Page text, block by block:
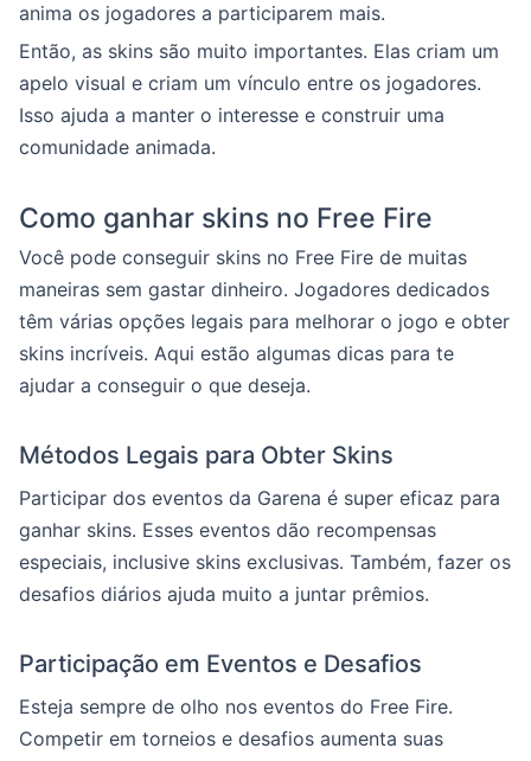
anima os jogadores a participarem mais.
Então, as skins são muito importantes. Elas criam um
apelo visual e criam um vínculo entre os jogadores.
Isso ajuda a manter o interesse e construir uma
comunidade animada.
Como ganhar skins no Free Fire
Você pode conseguir skins no Free Fire de muitas
maneiras sem gastar dinheiro. Jogadores dedicados
têm várias opções legais para melhorar o jogo e obter
skins incríveis. Aqui estão algumas dicas para te
ajudar a conseguir o que deseja.
Métodos Legais para Obter Skins
Participar dos eventos da Garena é super eficaz para
ganhar skins. Esses eventos dão recompensas
especiais, inclusive skins exclusivas. Também, fazer os
desafios diários ajuda muito a juntar prêmios.
Participação em Eventos e Desafios
Esteja sempre de olho nos eventos do Free Fire.
Competir em torneios e desafios aumenta suas